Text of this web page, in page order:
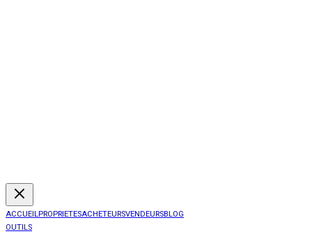
ACCUEILPROPRIETESACHETEURSVENDEURSBLOG
OUTILS